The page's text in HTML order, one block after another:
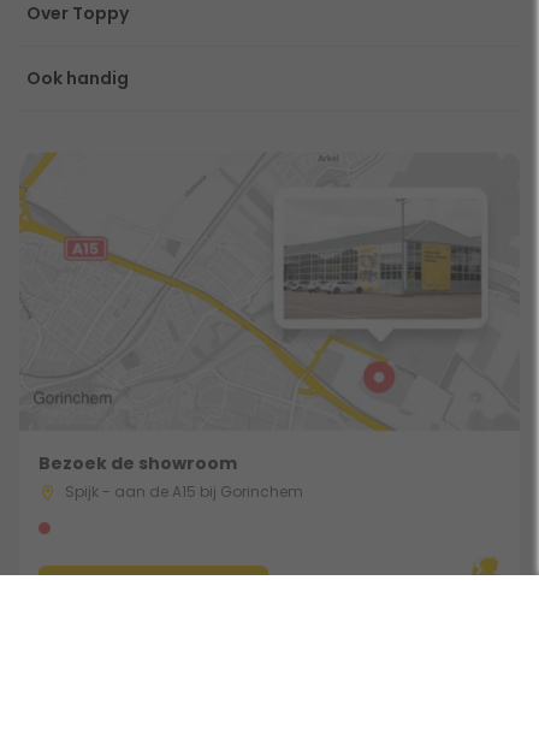
Over Toppy
Ook handig
Bezoek de showroom
Spijk - aan de A15 bij Gorinchem